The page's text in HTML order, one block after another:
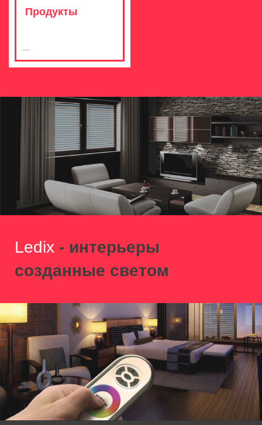
Продукты
Ledix - интерьеры
созданные светом